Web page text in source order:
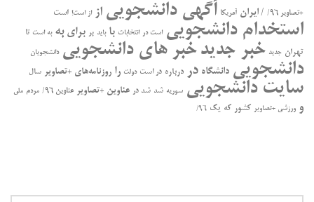
+تصاویر ۹۶/ / ایران آمریکا آگهی دانشجویی از از است! است
استخدام دانشجویی است در انتخابات با باید بر برای به به است تا
تهران جدید خبر جدید خبر های دانشجویی دانشجویان
دانشجویی دانشگاه در درباره در ﺍﺳﺖ دولت را روزنامه‌های +تصاویر سال
سایت دانشجویی سوریه شد شد در عناوین +تصاویر عناوین ۹۶/ مردم ملی
و ورزشی +تصاویر کشور که یک ۹۶/